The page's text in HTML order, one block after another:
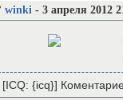
winki - 3 апреля 2012
[ICQ: {icq}]